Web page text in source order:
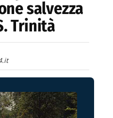
salvezza
Trinità